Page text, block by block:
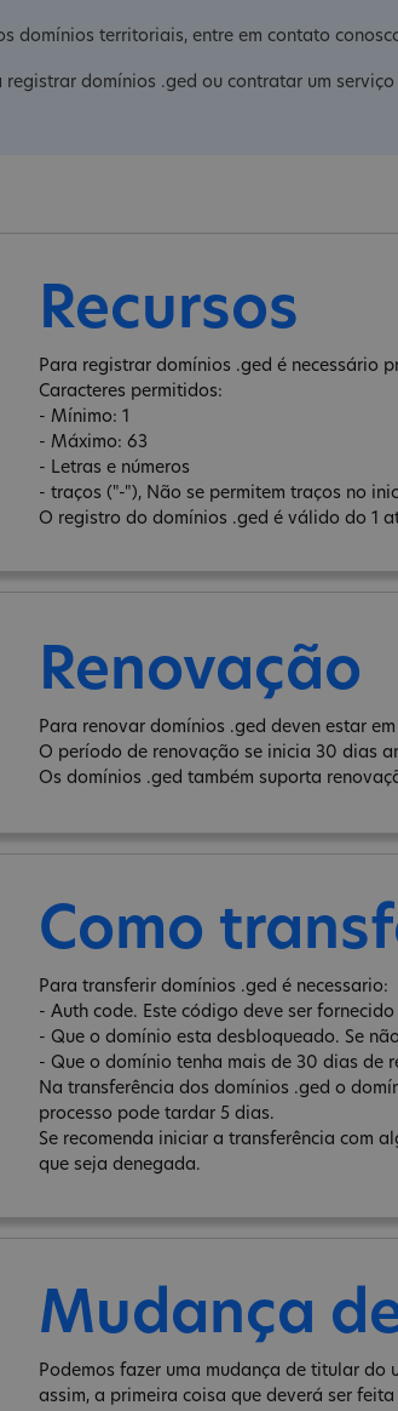
domínios territoriais, entre em contato
domínios .ged ou contratar um
Recursos
Para registrar domínios .ged é necessário
Caracteres permitidos:
- Mínimo: 1
- Máximo: 63
- Letras e números
- traços ("-"), Não se permitem traços no
O registro do domínios .ged é válido do 1
Renovação
Para renovar domínios .ged deven estar
O período de renovação se inicia 30 dias
Os domínios .ged também suporta
Como
Para transferir domínios .ged é necessario:
- Auth code. Este código deve ser
- Que o domínio esta desbloqueado. Se
- Que o domínio tenha mais de 30 dias de
Na transferência dos domínios .ged o
processo pode tardar 5 dias.
Se recomenda iniciar a transferência com
que seja denegada.
Mudança
Podemos fazer uma mudança de titular do
assim, a primeira coisa que deverá ser